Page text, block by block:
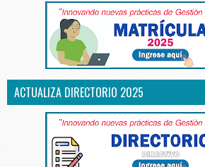
ACTUALIZA DIRECTORIO 2025